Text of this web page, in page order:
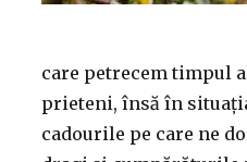
care petrecem timpul
prieteni, însă în
cadourile pe care ne